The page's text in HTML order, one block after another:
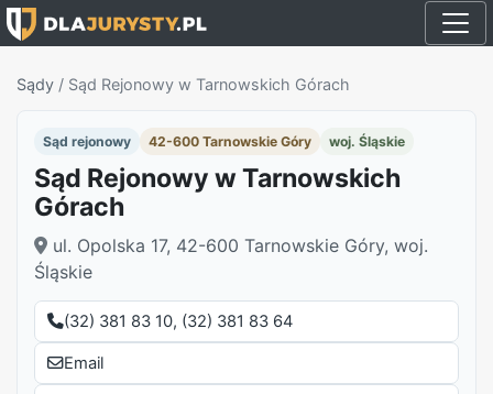
Sądy / Sąd Rejonowy w Tarnowskich Górach
Sąd rejonowy 42-600 Tarnowskie Góry woj. Śląskie
Sąd Rejonowy w Tarnowskich
Górach
ul. Opolska 17, 42-600 Tarnowskie Góry, woj.
Śląskie
(32) 381 83 10, (32) 381 83 64
Email